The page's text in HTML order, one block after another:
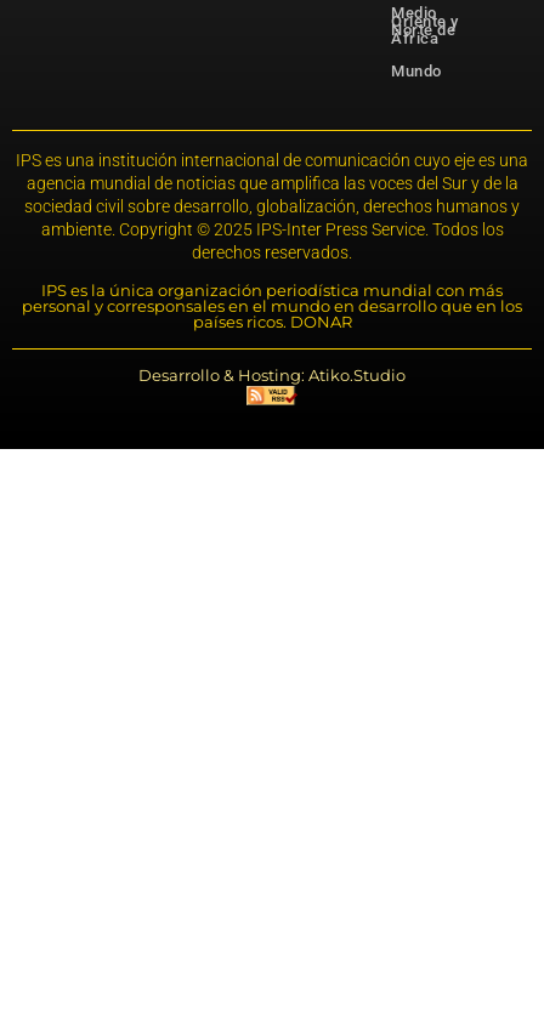
Medio
Oriente y
Norte de
África
Mundo
IPS es una institución internacional de comunicación cuyo eje es una
agencia mundial de noticias que amplifica las voces del Sur y de la
sociedad civil sobre desarrollo, globalización, derechos humanos y
ambiente. Copyright © 2025 IPS-Inter Press Service. Todos los
derechos reservados.
IPS es la única organización periodística mundial con más
personal y corresponsales en el mundo en desarrollo que en los
países ricos. DONAR
Desarrollo & Hosting: Atiko.Studio